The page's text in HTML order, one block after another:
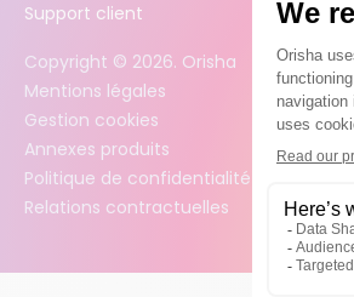
Support client
Copyright © 2026. Orisha
Mentions légales
Gestion cookies
Annexes produits
Politique de confidentialité des données
Relations contractuelles